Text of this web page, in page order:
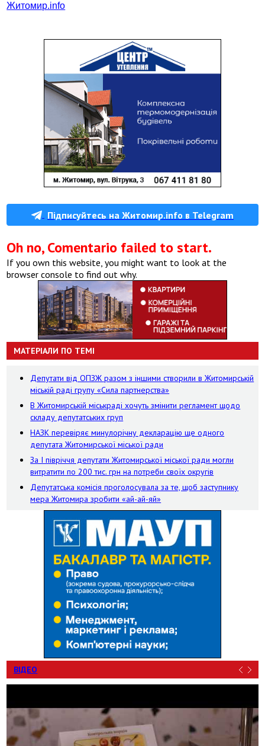
Житомир.info
Підписуйтесь на Житомир.info в Telegram
Oh no, Comentario failed to start.
If you own this website, you might want to look at the
browser console to find out why.
МАТЕРІАЛИ ПО ТЕМІ
Депутати від ОПЗЖ разом з іншими створили в Житомирській
міській раді групу «Сила партнерства»
В Житомирській міськраді хочуть змінити регламент щодо
складу депутатських груп
НАЗК перевіряє минулорічну декларацію ще одного
депутата Житомирської міської ради
За І півріччя депутати Житомирської міської ради могли
витратити по 200 тис. грн на потреби своїх округів
Депутатська комісія проголосувала за те, щоб заступнику
мера Житомира зробити «ай-ай-яй»
ВІДЕО